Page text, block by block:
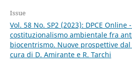
Issue
Vol. 58 No. SP2 (2023): DPCE Online
costituzionalismo ambientale fra
biocentrismo. Nuove prospettive
cura di D. Amirante e R. Tarchi